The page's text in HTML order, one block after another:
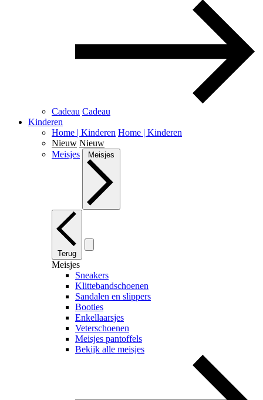
Cadeau Cadeau
Kinderen
Home | Kinderen Home | Kinderen
Nieuw Nieuw
Meisjes
Meisjes
Terug
Meisjes
Sneakers
Klittebandschoenen
Sandalen en slippers
Booties
Enkellaarsjes
Veterschoenen
Meisjes pantoffels
Bekijk alle meisjes